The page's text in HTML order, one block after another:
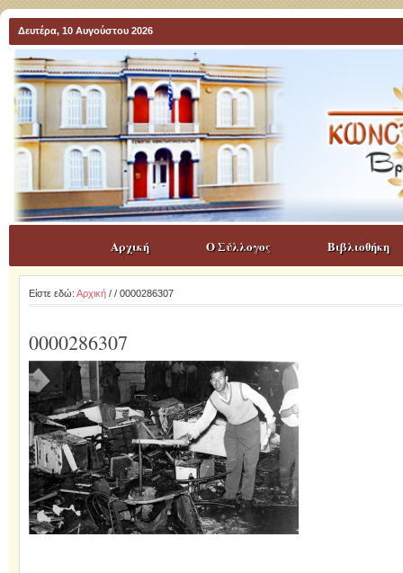
Δευτέρα, 10 Αυγούστου 2026
Αρχική Ο Σύλλογος Βιβλιοθήκη
Είστε εδώ: Αρχική/ / 0000286307
0000286307